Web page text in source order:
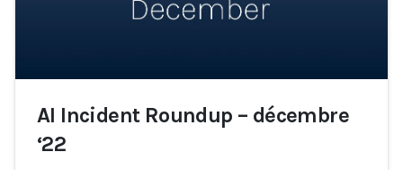
AI Incident Roundup – décembre
‘22